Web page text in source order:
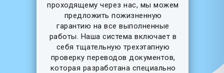
проходящему через нас, мы можем
предложить пожизненную
гарантию на все выполненные
работы. Наша система включает в
себя тщательную трехэтапную
проверку переводов документов,
которая разработана специально